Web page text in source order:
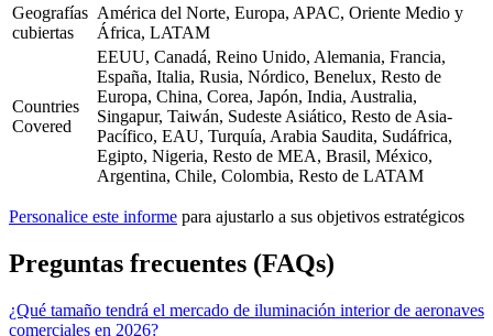
Geografías
cubiertas
América del Norte, Europa, APAC, Oriente Medio y
África, LATAM
Countries
Covered
EEUU, Canadá, Reino Unido, Alemania, Francia,
España, Italia, Rusia, Nórdico, Benelux, Resto de
Europa, China, Corea, Japón, India, Australia,
Singapur, Taiwán, Sudeste Asiático, Resto de Asia-
Pacífico, EAU, Turquía, Arabia Saudita, Sudáfrica,
Egipto, Nigeria, Resto de MEA, Brasil, México,
Argentina, Chile, Colombia, Resto de LATAM
Personalice este informe para ajustarlo a sus objetivos estratégicos
Preguntas frecuentes (FAQs)
¿Qué tamaño tendrá el mercado de iluminación interior de aeronaves
comerciales en 2026?